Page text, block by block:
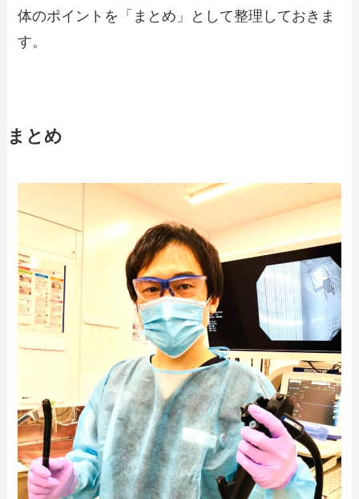
体のポイントを「まとめ」として整理しておきま
す。
まとめ